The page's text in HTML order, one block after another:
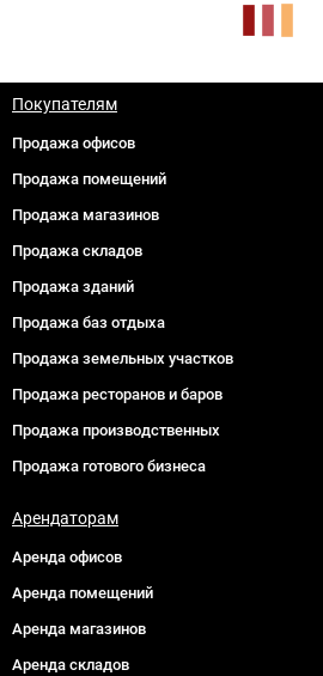
Покупателям
Продажа офисов
Продажа помещений
Продажа магазинов
Продажа складов
Продажа зданий
Продажа баз отдыха
Продажа земельных участков
Продажа ресторанов и баров
Продажа производственных
Продажа готового бизнеса
Арендаторам
Аренда офисов
Аренда помещений
Аренда магазинов
Аренда складов